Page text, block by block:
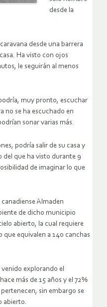
desde la
desde una barrera
Ha visto con ojos
le seguirán al menos
muy pronto, escuchar
no se ha escuchado en
sonar varias más.
podría salir de su casa y
que ha visto durante 9
de imaginar lo que
Almaden
de dicho municipio
abierto, la cual requiere
equivalen a 140 canchas
explorando el
más de 15 años y el 72%
sin embargo se
abierto.